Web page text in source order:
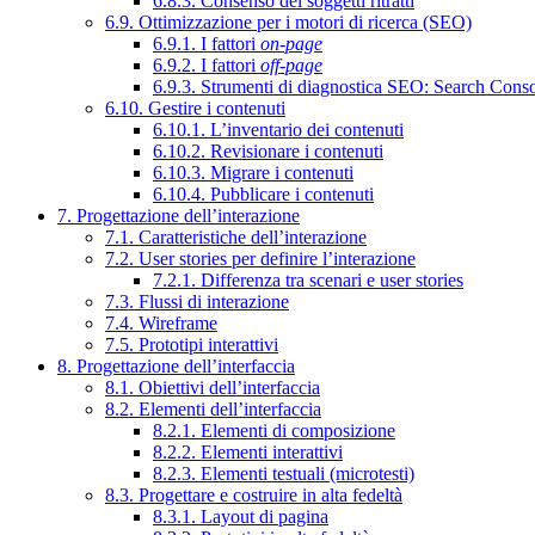
6.9. Ottimizzazione per i motori di ricerca (SEO)
6.9.1. I fattori on-page
6.9.2. I fattori off-page
6.9.3. Strumenti di diagnostica SEO: Search
6.10. Gestire i contenuti
6.10.1. L’inventario dei contenuti
6.10.2. Revisionare i contenuti
6.10.3. Migrare i contenuti
6.10.4. Pubblicare i contenuti
7. Progettazione dell’interazione
7.1. Caratteristiche dell’interazione
7.2. User stories per definire l’interazione
7.2.1. Differenza tra scenari e user stories
7.3. Flussi di interazione
7.4. Wireframe
7.5. Prototipi interattivi
8. Progettazione dell’interfaccia
8.1. Obiettivi dell’interfaccia
8.2. Elementi dell’interfaccia
8.2.1. Elementi di composizione
8.2.2. Elementi interattivi
8.2.3. Elementi testuali (microtesti)
8.3. Progettare e costruire in alta fedeltà
8.3.1. Layout di pagina